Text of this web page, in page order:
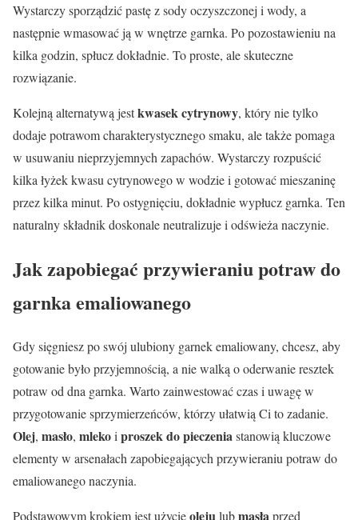
Wystarczy sporządzić pastę z sody oczyszczonej i wody, a
następnie wmasować ją w wnętrze garnka. Po pozostawieniu na
kilka godzin, spłucz dokładnie. To proste, ale skuteczne
rozwiązanie.
Kolejną alternatywą jestkwasek cytrynowy, który nie tylko
dodaje potrawom charakterystycznego smaku, ale także pomaga
w usuwaniu nieprzyjemnych zapachów. Wystarczy rozpuścić
kilka łyżek kwasu cytrynowego w wodzie i gotować mieszaninę
przez kilka minut. Po ostygnięciu, dokładnie wypłucz garnka. Ten
naturalny składnik doskonale neutralizuje i odświeża naczynie.
Jak zapobiegać przywieraniu potraw do
garnka emaliowanego
Gdy sięgniesz po swój ulubiony garnek emaliowany, chcesz, aby
gotowanie było przyjemnością, a nie walką o oderwanie resztek
potraw od dna garnka. Warto zainwestować czas i uwagę w
przygotowanie sprzymierzeńców, którzy ułatwią Ci to zadanie.
Olej, masło, mlekoi proszek do pieczenia stanowią kluczowe
elementy w arsenałach zapobiegających przywieraniu potraw do
emaliowanego naczynia.
Podstawowym krokiem jest użycieoleju lubmasła przed